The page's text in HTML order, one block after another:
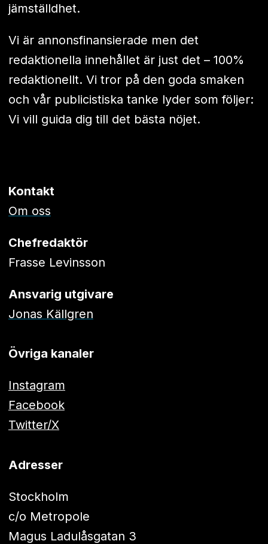
jämställdhet.
Vi är annonsfinansierade men det
redaktionella innehållet är just det – 100%
redaktionellt. Vi tror på den goda smaken
och vår publicistiska tanke lyder som följer:
Vi vill guida dig till det bästa nöjet.
Kontakt
Om oss
Chefredaktör
Frasse Levinsson
Ansvarig utgivare
Jonas Källgren
Övriga kanaler
Instagram
Facebook
Twitter/X
Adresser
Stockholm
c/o Metropole
Magus Ladulåsgatan 3